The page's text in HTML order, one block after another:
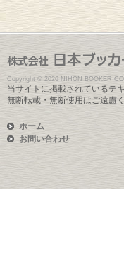
Copyright © 2026 NIHON BOOKER
当サイトに掲載されているテ
無断転載・無断使用はご遠慮
ホーム
お問い合わせ